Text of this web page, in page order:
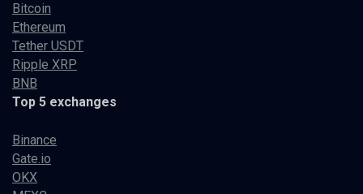
Bitcoin
Ethereum
Tether USDT
Ripple XRP
BNB
Top 5 exchanges
Binance
Gate.io
OKX